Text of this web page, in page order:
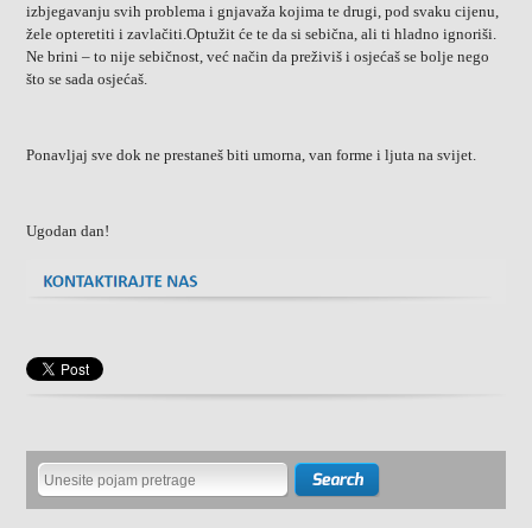
izbjegavanju svih problema i gnjavaža kojima te drugi, pod svaku cijenu,
žele opteretiti i zavlačiti.Optužit će te da si sebična, ali ti hladno ignoriši.
Ne brini – to nije sebičnost, već način da preživiš i osjećaš se bolje nego
što se sada osjećaš.
Ponavljaj sve dok ne prestaneš biti umorna, van forme i ljuta na svijet.
Ugodan dan!